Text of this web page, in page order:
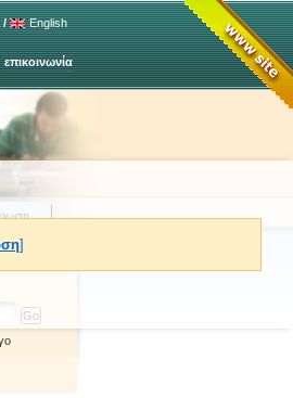
]
/ English
επικοινωνία